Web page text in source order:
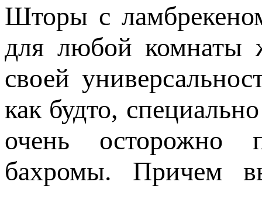
Шторы с
для любой комнаты
своей
как будто,
очень осторожно
бахромы. Причем